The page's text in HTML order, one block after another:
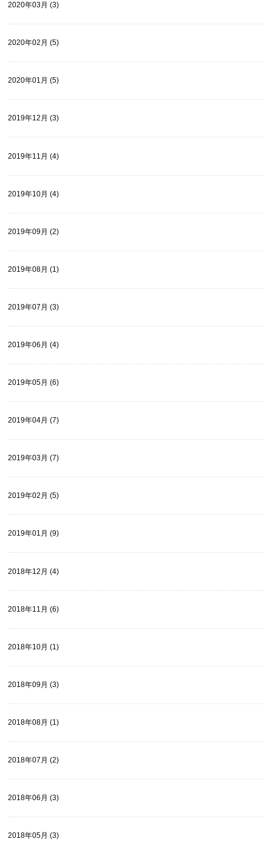
2020年03月 (3)
2020年02月 (5)
2020年01月 (5)
2019年12月 (3)
2019年11月 (4)
2019年10月 (4)
2019年09月 (2)
2019年08月 (1)
2019年07月 (3)
2019年06月 (4)
2019年05月 (6)
2019年04月 (7)
2019年03月 (7)
2019年02月 (5)
2019年01月 (9)
2018年12月 (4)
2018年11月 (6)
2018年10月 (1)
2018年09月 (3)
2018年08月 (1)
2018年07月 (2)
2018年06月 (3)
2018年05月 (3)